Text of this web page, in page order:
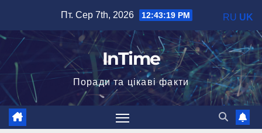
вмісту
Пт. Сер 7th, 2026 12:43:20 PM
InTime
Поради та цікаві факти
RU UK